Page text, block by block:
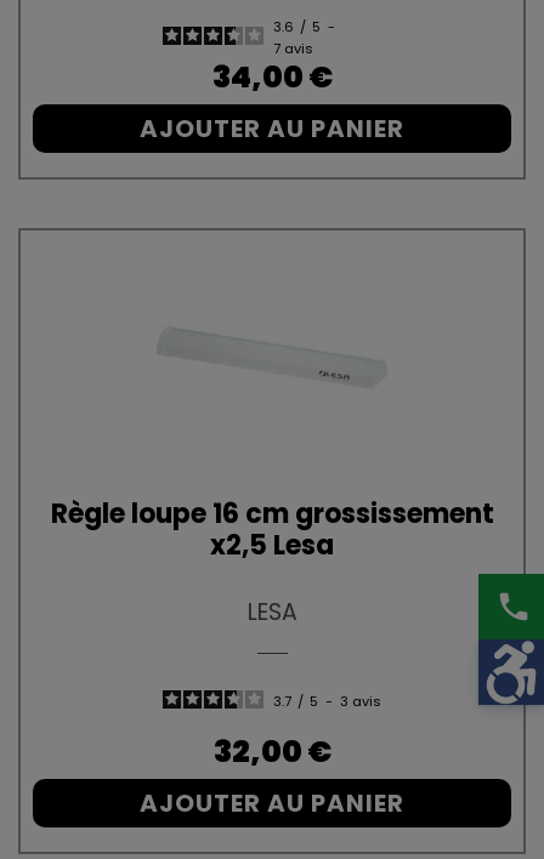
3.6 / 5 -
7 avis
Prix
34,00 €
AJOUTER AU PANIER
Règle loupe 16 cm grossissement
x2,5 Lesa
LESA
3.7 / 5 - 3 avis
Prix
32,00 €
AJOUTER AU PANIER
phone